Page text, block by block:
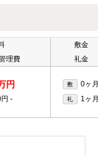
理費
敷金
礼金
円
-
敷 0ヶ月
礼 1ヶ月